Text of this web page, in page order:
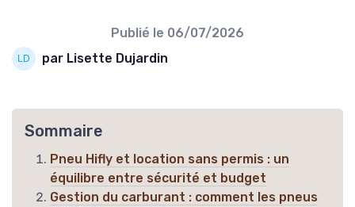
Publié le 06/07/2026
par Lisette Dujardin
Sommaire
Pneu Hifly et location sans permis : un
équilibre entre sécurité et budget
Gestion du carburant : comment les pneus